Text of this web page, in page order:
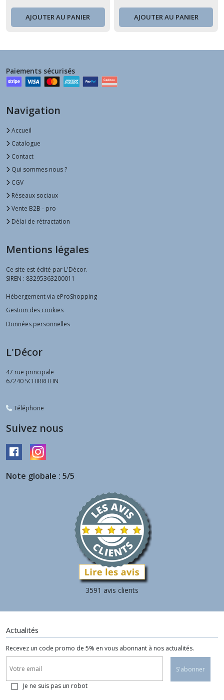
AJOUTER AU PANIER AJOUTER AU PANIER
Paiements sécurisés
Navigation
Accueil
Catalogue
Contact
Qui sommes nous ?
CGV
Réseaux sociaux
Vente B2B - pro
Délai de rétractation
Mentions légales
Ce site est édité par L'Décor.
SIREN : 83295363200011
Hébergement via eProShopping
Gestion des cookies
Données personnelles
L'Décor
47 rue principale
67240 SCHIRRHEIN
Téléphone
Suivez nous
Note globale : 5/5
3591 avis clients
Actualités
Recevez un code promo de 5% en vous abonnant à nos actualités.
S'abonner
Je ne suis pas un robot